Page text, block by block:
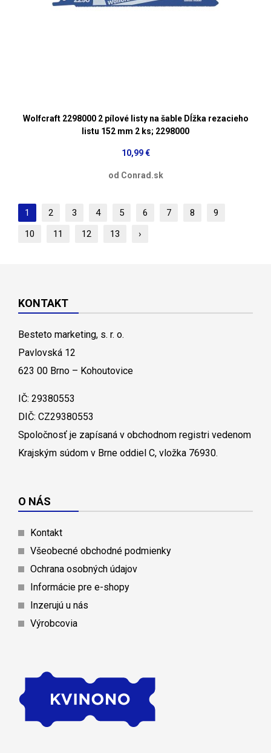
Wolfcraft 2298000 2 pílové listy na šable Dĺžka rezacieho
listu 152 mm 2 ks; 2298000
10,99 €
od Conrad.sk
1 2 3 4 5 6 7 8
9
10
11 12 13 ›
KONTAKT
Besteto marketing, s. r. o.
Pavlovská 12
623 00 Brno – Kohoutovice
IČ: 29380553
DIČ: CZ29380553
Spoločnosť je zapísaná v obchodnom registri vedenom
Krajským súdom v Brne oddiel C, vložka 76930.
O NÁS
Kontakt
Všeobecné obchodné podmienky
Ochrana osobných údajov
Informácie pre e-shopy
Inzerujú u nás
Výrobcovia